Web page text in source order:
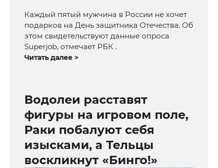
Каждый пятый мужчина в России не хочет
подарков на День защитника Отечества. Об
этом свидетельствуют данные опроса
Superjob, отмечает РБК .
Читать далее >
Водолеи расставят
фигуры на игровом поле,
Раки побалуют себя
изысками, а Тельцы
воскликнут «Бинго!»